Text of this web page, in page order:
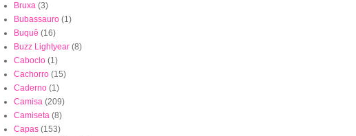
Bruxa (3)
Bubassauro (1)
Buquê (16)
Buzz Lightyear (8)
Caboclo (1)
Cachorro (15)
Caderno (1)
Camisa (209)
Camiseta (8)
Capas (153)